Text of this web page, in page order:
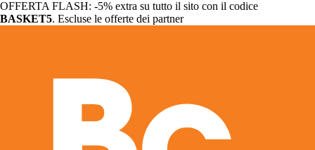
OFFERTA FLASH: -5% extra su tutto il sito con il codice
BASKET5. Escluse le offerte dei partner